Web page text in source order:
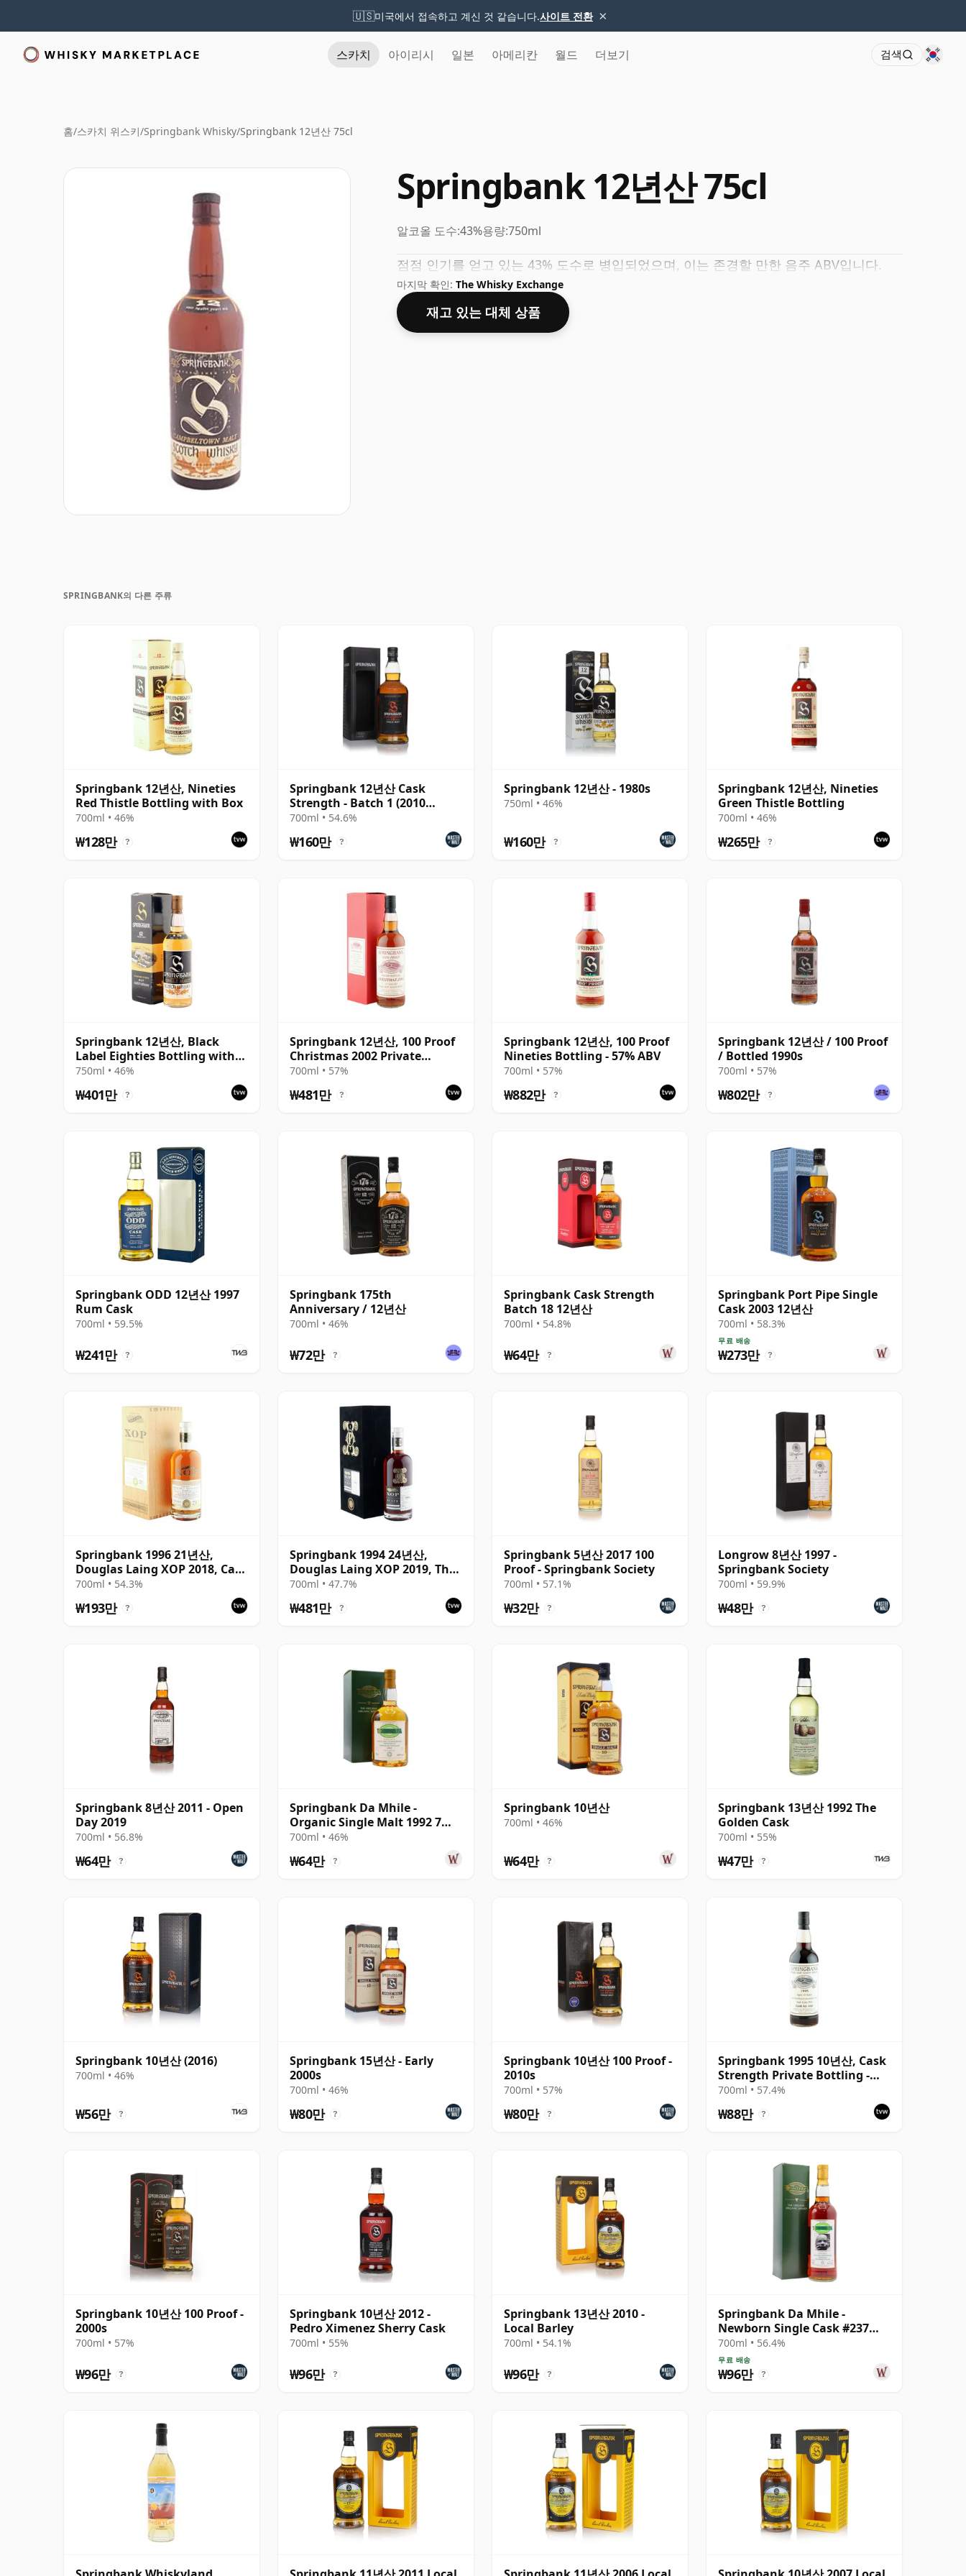
🇺🇸미국에서 접속하고 계신 것 같습니다.사이트 전환 ×
스카치 아이리시 일본 아메리칸 월드 더보기 검색
홈/스카치 위스키/Springbank Whisky/Springbank 12년산 75cl
Springbank 12년산 75cl
알코올 도수:43%용량:750ml
점점 인기를 얻고 있는 43% 도수로 병입되었으며, 이는 존경할 만한 음주 ABV입니다.
마지막 확인: The Whisky Exchange
재고 있는 대체 상품
SPRINGBANK의 다른 주류
Springbank 12년산, Nineties
Red Thistle Bottling with Box
700ml • 46%
₩128만 ?
Springbank 12년산 Cask
Strength - Batch 1 (2010
Release)
700ml • 54.6%
₩160만 ?
Springbank 12년산 - 1980s
750ml • 46%
₩160만 ?
Springbank 12년산, Nineties
Green Thistle Bottling
700ml • 46%
₩265만 ?
Springbank 12년산, Black
Label Eighties Bottling with
Box
750ml • 46%
₩401만 ?
Springbank 12년산, 100 Proof
Christmas 2002 Private
Bottling
700ml • 57%
₩481만 ?
Springbank 12년산, 100 Proof
Nineties Bottling - 57% ABV
700ml • 57%
₩882만 ?
Springbank 12년산 / 100 Proof
/ Bottled 1990s
700ml • 57%
₩802만 ?
Springbank ODD 12년산 1997
Rum Cask
700ml • 59.5%
₩241만 ?
Springbank 175th
Anniversary / 12년산
700ml • 46%
₩72만 ?
Springbank Cask Strength
Batch 18 12년산
700ml • 54.8%
₩64만 ?
Springbank Port Pipe Single
Cask 2003 12년산
700ml • 58.3%
무료 배송
₩273만 ?
Springbank 1996 21년산,
Douglas Laing XOP 2018, Cask
12379
700ml • 54.3%
₩193만 ?
Springbank 1994 24년산,
Douglas Laing XOP 2019, The
Black Series
700ml • 47.7%
₩481만 ?
Springbank 5년산 2017 100
Proof - Springbank Society
700ml • 57.1%
₩32만 ?
Longrow 8년산 1997 -
Springbank Society
700ml • 59.9%
₩48만 ?
Springbank 8년산 2011 - Open
Day 2019
700ml • 56.8%
₩64만 ?
Springbank Da Mhile -
Organic Single Malt 1992 7년
산
700ml • 46%
₩64만 ?
Springbank 10년산
700ml • 46%
₩64만 ?
Springbank 13년산 1992 The
Golden Cask
700ml • 55%
₩47만 ?
Springbank 10년산 (2016)
700ml • 46%
₩56만 ?
Springbank 15년산 - Early
2000s
700ml • 46%
₩80만 ?
Springbank 10년산 100 Proof -
2010s
700ml • 57%
₩80만 ?
Springbank 1995 10년산, Cask
Strength Private Bottling -
Port Cask #446
700ml • 57.4%
₩88만 ?
Springbank 10년산 100 Proof -
2000s
700ml • 57%
₩96만 ?
Springbank 10년산 2012 -
Pedro Ximenez Sherry Cask
700ml • 55%
₩96만 ?
Springbank 13년산 2010 -
Local Barley
700ml • 54.1%
₩96만 ?
Springbank Da Mhile -
Newborn Single Cask #237
1992 15년산
700ml • 56.4%
무료 배송
₩96만 ?